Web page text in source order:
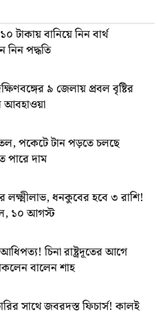
টাকায় বানিয়ে নিন বার্থ
নিন পদ্ধতি
৯ জেলায় প্রবল বৃষ্টির
পকেটে টান পড়তে চলছে
পারে দাম
লক্ষ্মীলাভ, ধনকুবের হবে ৩ রাশি!
১০ আগস্ট
চিনা রাষ্ট্রদূতের আগে
বালেন শাহ
সাথে জবরদস্ত ফিচার্স! কালই